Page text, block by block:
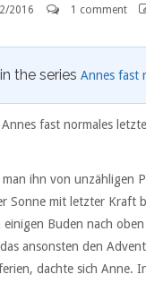
2016 1 comment
the series Annes fast
fast normales
ihn von unzähligen
Sonne mit letzter Kraft
Buden nach
ansonsten den
dachte sich